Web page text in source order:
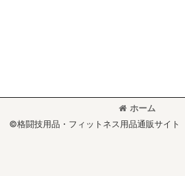
ホーム
©格闘技用品・フィットネス用品通販サイ